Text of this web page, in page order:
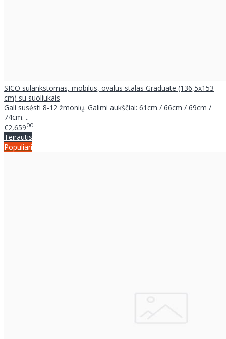
SICO sulankstomas, mobilus, ovalus stalas Graduate (136,5x153
cm) su suoliukais
Gali susėsti 8-12 žmonių. Galimi aukščiai: 61cm / 66cm / 69cm /
74cm. ..
€2,65900
Teirautis
Populiari